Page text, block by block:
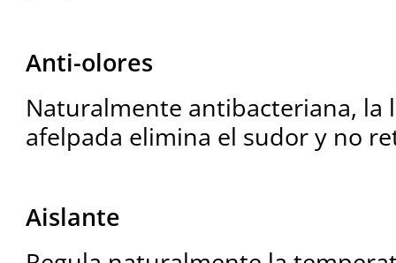
Anti-olores
Naturalmente antibacteriana, la
afelpada elimina el sudor y no
Aislante